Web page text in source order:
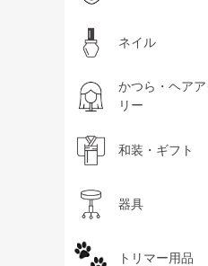
ネイル
かつら・ヘア
リー
和装・ギフト
器具
トリマー用品